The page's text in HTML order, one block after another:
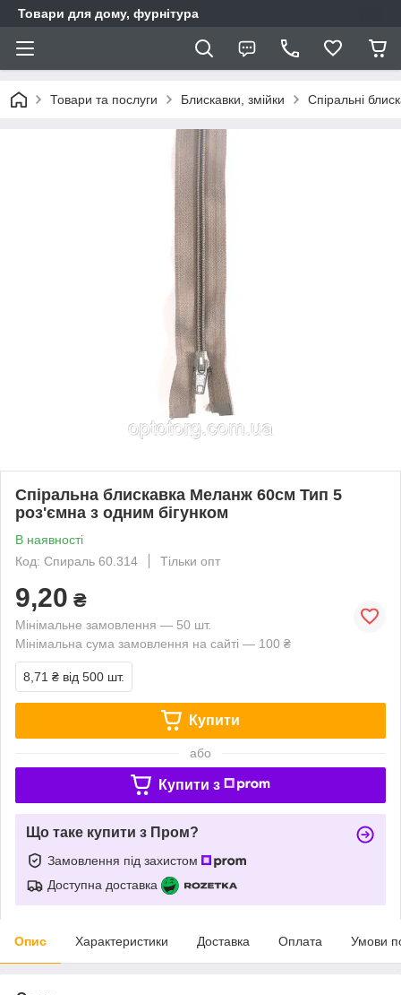
Товари для дому, фурнітура
Товари та послуги Блискавки, змійки Спіральні
Спіральна блискавка Меланж 60см Тип 5
роз'ємна з одним бігунком
В наявності
Код: Спираль 60.314
Тільки опт
9,20 ₴
Мінімальне замовлення — 50 шт.
Мінімальна сума замовлення на сайті — 100 ₴
8,71 ₴ від 500 шт.
Купити
або
Купити з
Що таке купити з Пром?
Замовлення під захистом
Доступна доставка
Опис Характеристики Доставка Оплата Умови